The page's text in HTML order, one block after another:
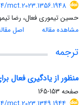
mct.2023.1356.1948
حسین تیموری فعال، رضا
مشاهده مقاله
اصل
ترجمه
منظور از یادگیری فعال
صفحه 153-165